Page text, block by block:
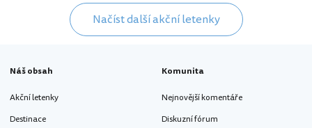
Načíst další akční letenky
Náš obsah
Akční letenky
Destinace
Komunita
Nejnovější komentáře
Diskuzní fórum